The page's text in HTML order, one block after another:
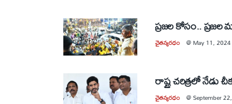
ప్రజల కోసం.. ప్రజల
చైతన్యరధం @ May 11, 2024
రాష్ట్ర చరిత్రలో నేడు
చైతన్యరధం @September